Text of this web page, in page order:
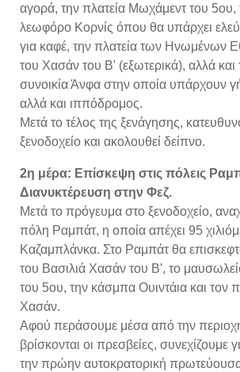
αγορά, την πλατεία Μωχάμεντ του 5ου,
λεωφόρο Κορνίς όπου θα υπάρχει
για καφέ, την πλατεία των Ηνωμένων
του Χασάν του Β' (εξωτερικά), αλλά και
συνοικία Άνφα στην οποία υπάρχουν
αλλά και ιππόδρομος.
Μετά το τέλος της ξενάγησης,
ξενοδοχείο και ακολουθεί δείπνο.
2η μέρα: Επίσκεψη στις πόλεις
Διανυκτέρευση στην Φεζ.
Μετά το πρόγευμα στο ξενοδοχείο,
πόλη Ραμπάτ, η οποία απέχει 95
Καζαμπλάνκα. Στο Ραμπάτ θα
του Βασιλιά Χασάν του Β', το
του 5ου, την κάσμπα Ουιντάια και τον
Χασάν.
Αφού περάσουμε μέσα από την
βρίσκονται οι πρεσβείες, συνεχίζουμε
την πρώην αυτοκρατορική